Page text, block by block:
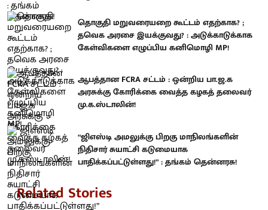
தொகுதி மறுவரையறை கூட்டம் எதற்காக? ;
தவெக அரசை இயக்குவது? : அடுக்காடுக்காக
கேள்விகளை எழுப்பிய கனிமொழி MP!
ஆபத்தான FCRA சட்டம் : ஒன்றிய பா.ஜ.க
அரசுக்கு கோரிக்கை வைத்த கழகத் தலைவர்
மு.க.ஸ்டாலின்!
“ஜிஎஸ்டி அமலுக்கு பிறகு மாநிலங்களின்
நிதிசார் சுயாட்சி கடுமையாக
பாதிக்கப்பட்டுள்ளது!” : தங்கம் தென்னரசு!
Related Stories